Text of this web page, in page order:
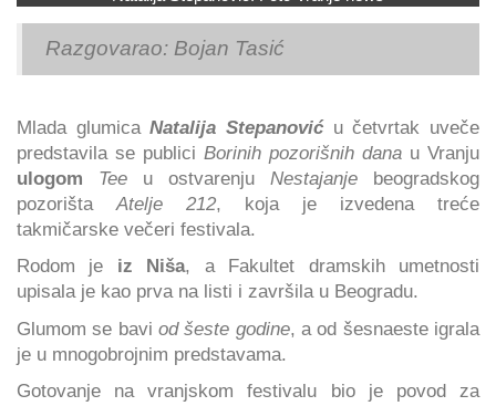
Razgovarao: Bojan Tasić
Mlada glumicaNatalija Stepanoviću četvrtak uveče
predstavila se publici Borinih pozorišnih dana u Vranju
ulogom Tee u ostvarenju Nestajanje beogradskog
pozorišta Atelje 212, koja je izvedena treće
takmičarske večeri festivala.
Rodom je iz Niša, a Fakultet dramskih umetnosti
upisala je kao prva na listi i završila u Beogradu.
Glumom se bavi od šeste godine, a od šesnaeste igrala
je u mnogobrojnim predstavama.
Gotovanje na vranjskom festivalu bio je povod za